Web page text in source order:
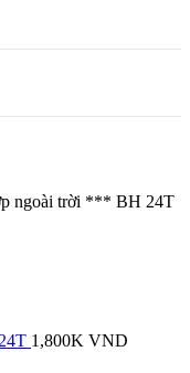
ngoài trời *** BH 24T
1,800K VND